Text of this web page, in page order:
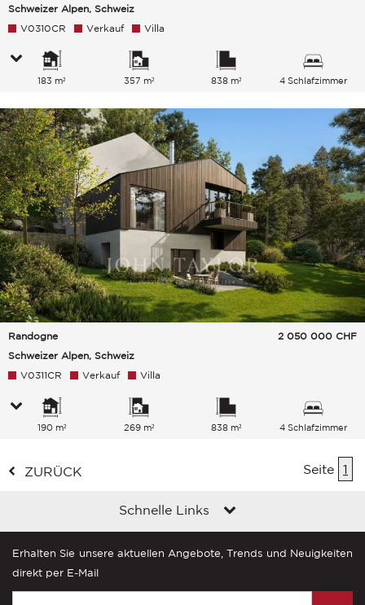
Schweizer Alpen, Schweiz
V0310CR Verkauf Villa
183 m² 357 m² 838 m² 4 Schlafzimmer
Randogne
Schweizer Alpen, Schweiz
2 050 000 CHF
V0311CR Verkauf Villa
190 m² 269 m² 838 m² 4 Schlafzimmer
ZURÜCK Seite 1
Schnelle Links
Erhalten Sie unsere aktuellen Angebote, Trends und Neuigkeiten
direkt per E-Mail